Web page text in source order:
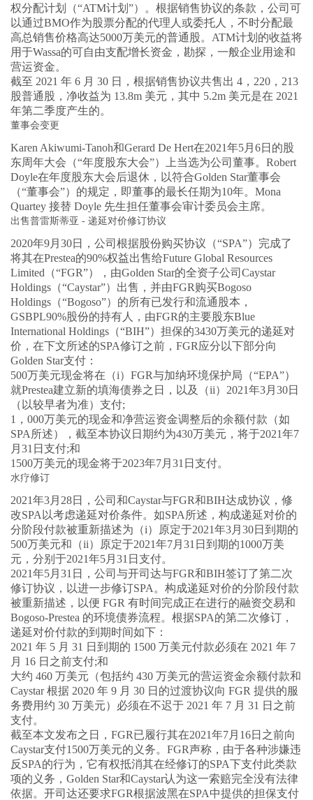
权分配计划（“ATM计划”）。根据销售协议的条款，公司可
以通过BMO作为股票分配的代理人或委托人，不时分配最
高总销售价格高达5000万美元的普通股。ATM计划的收益将
用于Wassa的可自由支配增长资金，勘探，一般企业用途和
营运资金。
截至 2021 年 6 月 30 日，根据销售协议共售出 4，220，213
股普通股，净收益为 13.8m 美元，其中 5.2m 美元是在 2021
年第二季度产生的。
董事会变更
Karen Akiwumi-Tanoh和Gerard De Hert在2021年5月6日的股
东周年大会（“年度股东大会”）上当选为公司董事。Robert
Doyle在年度股东大会后退休，以符合Golden Star董事会
（“董事会”）的规定，即董事的最长任期为10年。Mona
Quartey 接替 Doyle 先生担任董事会审计委员会主席。
出售普雷斯蒂亚 - 递延对价修订协议
2020年9月30日，公司根据股份购买协议（“SPA”）完成了
将其在Prestea的90%权益出售给Future Global Resources
Limited（“FGR”），由Golden Star的全资子公司Caystar
Holdings（“Caystar”）出售，并由FGR购买Bogoso
Holdings（“Bogoso”）的所有已发行和流通股本，
GSBPL90%股份的持有人，由FGR的主要股东Blue
International Holdings（“BIH”）担保的3430万美元的递延对
价，在下文所述的SPA修订之前，FGR应分以下部分向
Golden Star支付：
500万美元现金将在（i）FGR与加纳环境保护局（“EPA”）
就Prestea建立新的填海债券之日，以及（ii）2021年3月30日
（以较早者为准）支付;
1，000万美元的现金和净营运资金调整后的余额付款（如
SPA所述），截至本协议日期约为430万美元，将于2021年7
月31日支付;和
1500万美元的现金将于2023年7月31日支付。
水疗修订
2021年3月28日，公司和Caystar与FGR和BIH达成协议，修
改SPA以考虑递延对价条件。如SPA所述，构成递延对价的
分阶段付款被重新描述为（i）原定于2021年3月30日到期的
500万美元和（ii）原定于2021年7月31日到期的1000万美
元，分别于2021年5月31日支付。
2021年5月31日，公司与开司达与FGR和BIH签订了第二次
修订协议，以进一步修订SPA。构成递延对价的分阶段付款
被重新描述，以便 FGR 有时间完成正在进行的融资交易和
Bogoso-Prestea 的环境债券流程。根据SPA的第二次修订，
递延对价付款的到期时间如下：
2021 年 5 月 31 日到期的 1500 万美元付款必须在 2021 年 7
月 16 日之前支付;和
大约 460 万美元（包括约 430 万美元的营运资金余额付款和
Caystar 根据 2020 年 9 月 30 日的过渡协议向 FGR 提供的服
务费用约 30 万美元）必须在不迟于 2021 年 7 月 31 日之前
支付。
截至本文发布之日，FGR已履行其在2021年7月16日之前向
Caystar支付1500万美元的义务。FGR声称，由于各种涉嫌违
反SPA的行为，它有权抵消其在经修订的SPA下支付此类款
项的义务，Golden Star和Caystar认为这一索赔完全没有法律
依据。开司达还要求FGR根据波黑在SPA中提供的担保支付